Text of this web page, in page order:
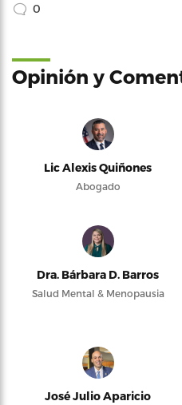
0
Opinión y
Lic Alexis Quiñones
Abogado
Dra. Bárbara D. Barros
Salud Mental & Menopausia
José Julio Aparicio